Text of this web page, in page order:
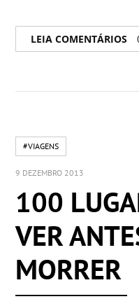
LEIA COMENTÁRIOS
#VIAGENS
9 DEZEMBRO 2013
100
VER
MORRER